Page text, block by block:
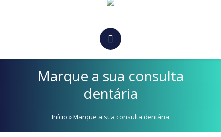
Marque a sua consulta
dentária
Início »Marque a sua consulta dentária